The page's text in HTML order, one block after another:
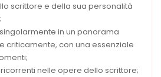
scrittore e della sua personalità
in un panorama
criticamente, con una essenziale
nelle opere dello scrittore;